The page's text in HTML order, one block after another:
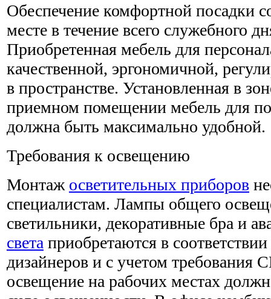
Обеспечение комфортной посадки
месте в течение всего служебного
Приобретенная мебель для
качественной, эргономичной,
в пространстве. Установленная в
приемном помещении мебель для
должна быть максимально удобной.
Требования к освещению
Монтаж осветительных приборов
специалистам. Лампы общего
светильники, декоративные бра и
света приобретаются в
дизайнеров и с учетом требования
освещение на рабочих местах